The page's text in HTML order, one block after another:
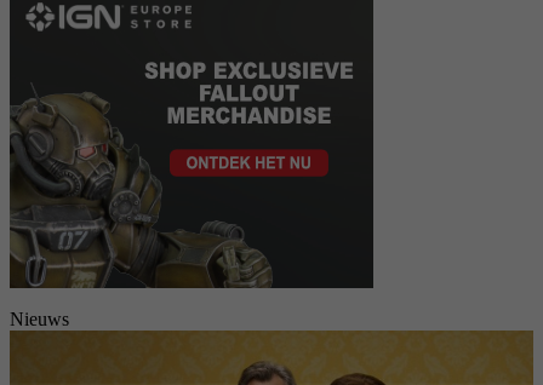
Nieuws